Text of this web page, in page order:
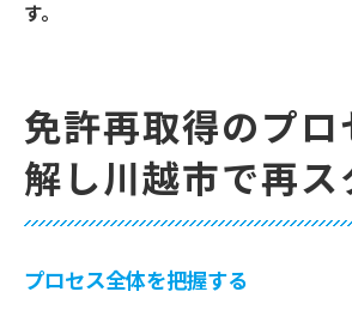
す。
免許再取得のプロ
解し川越市で再ス
プロセス全体を把握する